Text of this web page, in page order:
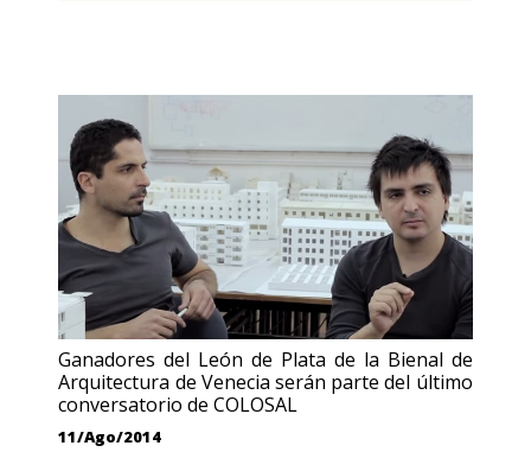
Ganadores del León de Plata de la Bienal de
Arquitectura de Venecia serán parte del último
conversatorio de COLOSAL
11/Ago/2014